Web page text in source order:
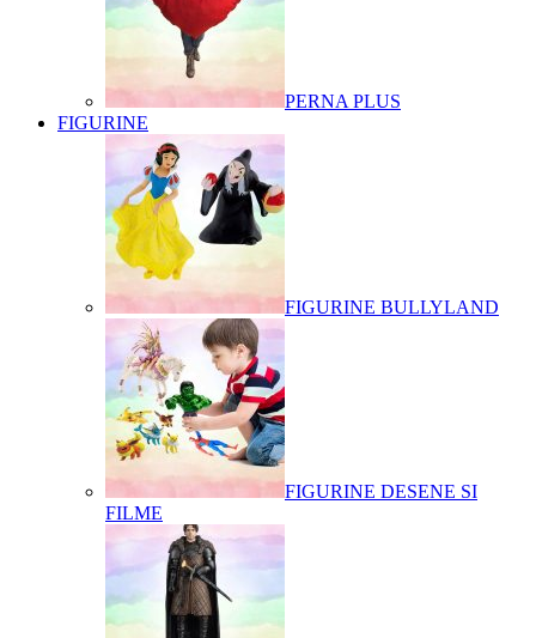
PERNA PLUS
FIGURINE
FIGURINE BULLYLAND
FIGURINE DESENE SI
FILME